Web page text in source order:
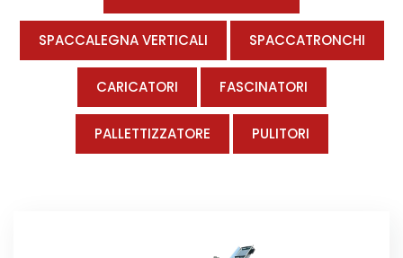
SPACCALEGNA VERTICALI SPACCATRONCHI
CARICATORI FASCINATORI
PALLETTIZZATORE PULITORI